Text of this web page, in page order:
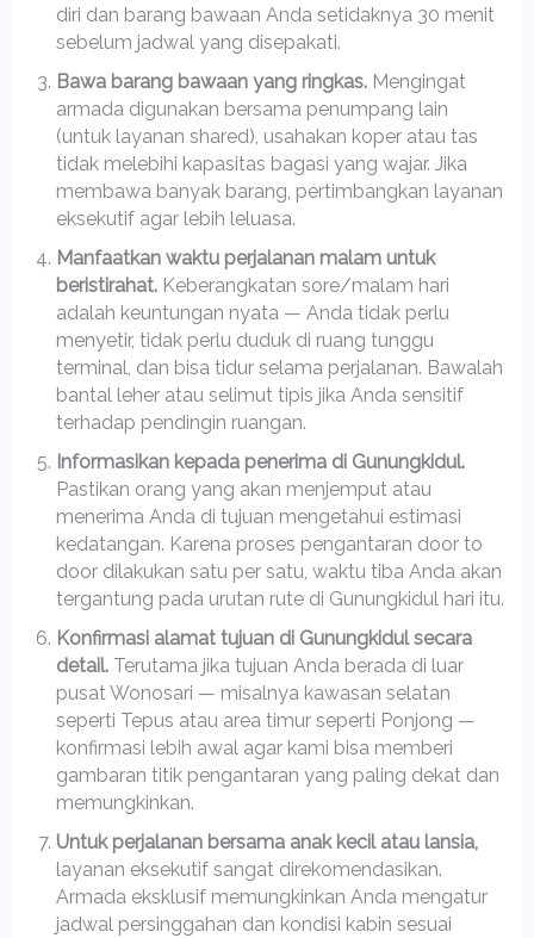
diri dan barang bawaan Anda setidaknya 30 menit
sebelum jadwal yang disepakati.
Bawa barang bawaan yang ringkas.Mengingat
armada digunakan bersama penumpang lain
(untuk layanan shared), usahakan koper atau tas
tidak melebihi kapasitas bagasi yang wajar. Jika
membawa banyak barang, pertimbangkan layanan
eksekutif agar lebih leluasa.
Manfaatkan waktu perjalanan malam untuk
beristirahat.Keberangkatan sore/malam hari
adalah keuntungan nyata — Anda tidak perlu
menyetir, tidak perlu duduk di ruang tunggu
terminal, dan bisa tidur selama perjalanan. Bawalah
bantal leher atau selimut tipis jika Anda sensitif
terhadap pendingin ruangan.
Informasikan kepada penerima di Gunungkidul.
Pastikan orang yang akan menjemput atau
menerima Anda di tujuan mengetahui estimasi
kedatangan. Karena proses pengantaran door to
door dilakukan satu per satu, waktu tiba Anda akan
tergantung pada urutan rute di Gunungkidul hari itu.
Konfirmasi alamat tujuan di Gunungkidul secara
detail.Terutama jika tujuan Anda berada di luar
pusat Wonosari — misalnya kawasan selatan
seperti Tepus atau area timur seperti Ponjong —
konfirmasi lebih awal agar kami bisa memberi
gambaran titik pengantaran yang paling dekat dan
memungkinkan.
Untuk perjalanan bersama anak kecil atau lansia,
layanan eksekutif sangat direkomendasikan.
Armada eksklusif memungkinkan Anda mengatur
jadwal persinggahan dan kondisi kabin sesuai